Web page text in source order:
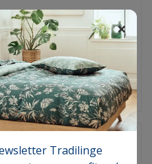
à partir de :
41,30 €
Prix conseillé59,00 €
×
Tradilinge